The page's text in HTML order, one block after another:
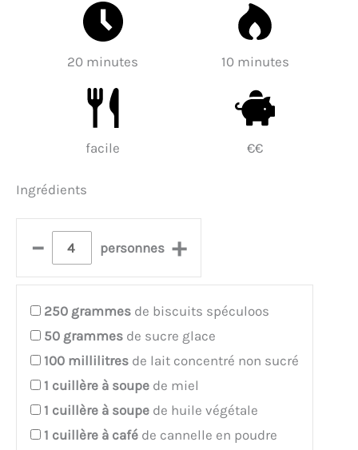
20 minutes 10 minutes
facile €€
Ingrédients
– personnes +
250 grammes de biscuits spéculoos
50 grammes de sucre glace
100 millilitres de lait concentré non sucré
1 cuillère à soupe de miel
1 cuillère à soupe de huile végétale
1 cuillère à café de cannelle en poudre